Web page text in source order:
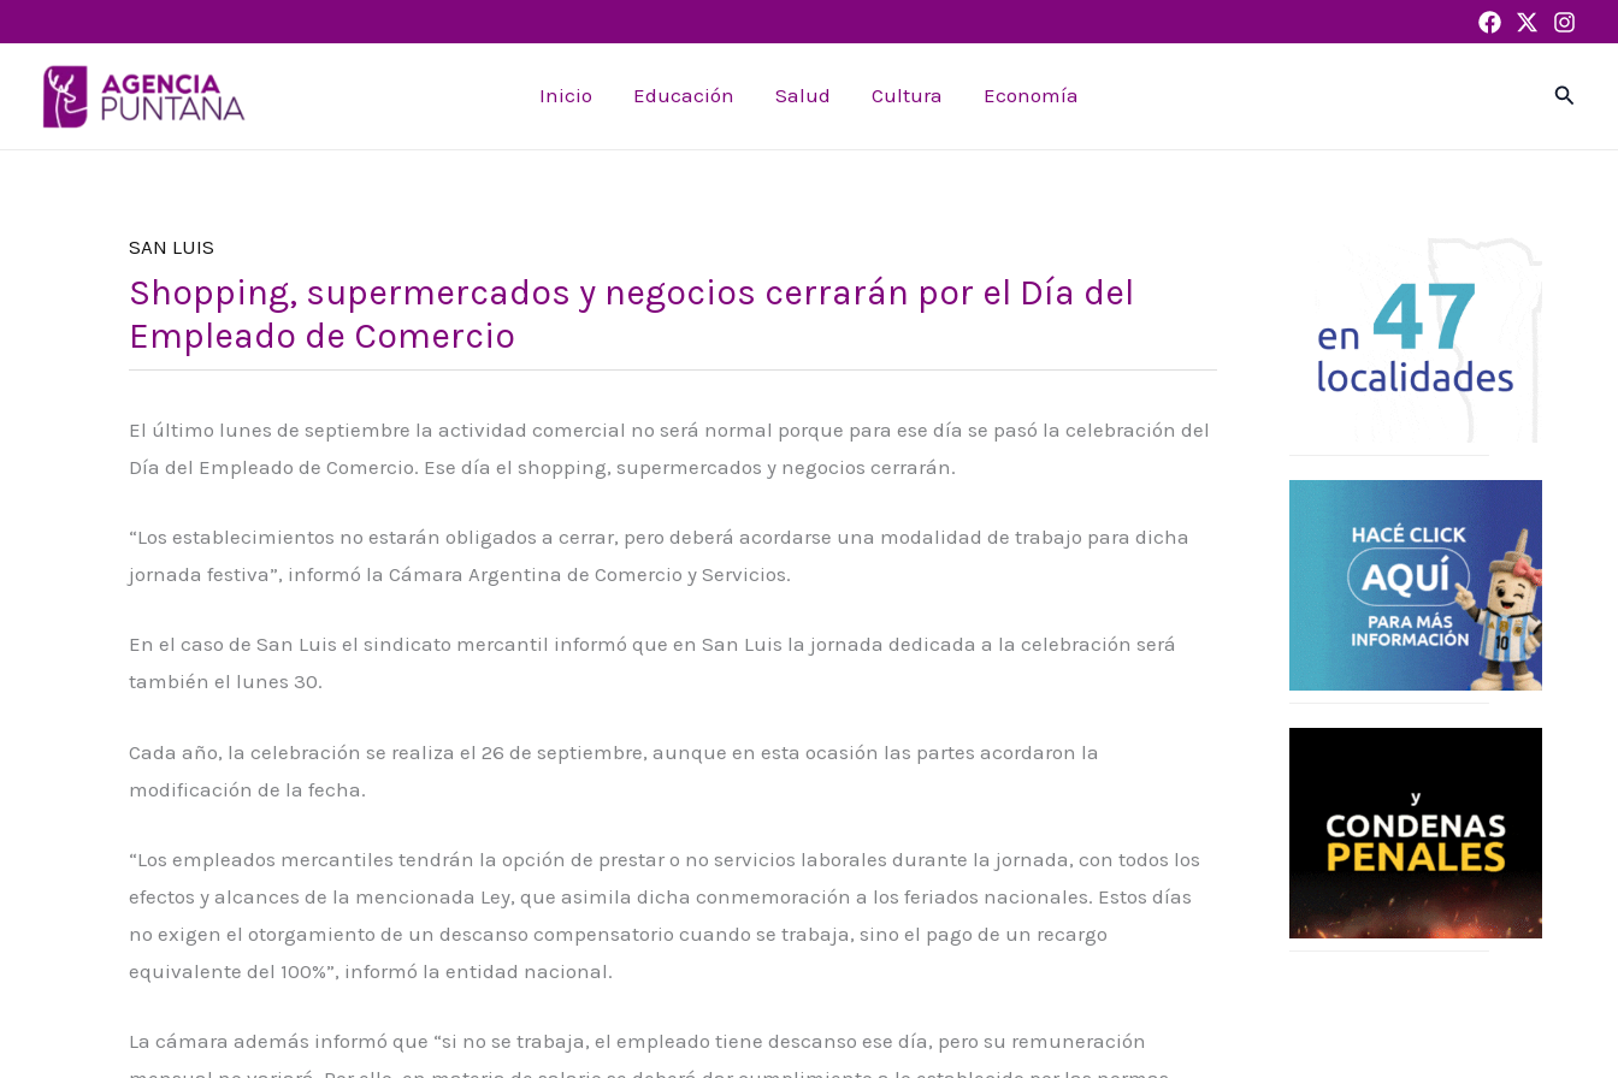
contenido
Inicio Educación Salud Cultura Economía
SAN LUIS
Shopping, supermercados y negocios cerrarán por el Día del
Empleado de Comercio
El último lunes de septiembre la actividad comercial no será normal porque para ese día se pasó la celebración del
Día del Empleado de Comercio. Ese día el shopping, supermercados y negocios cerrarán.
“Los establecimientos no estarán obligados a cerrar, pero deberá acordarse una modalidad de trabajo para dicha
jornada festiva”, informó la Cámara Argentina de Comercio y Servicios.
En el caso de San Luis el sindicato mercantil informó que en San Luis la jornada dedicada a la celebración será
también el lunes 30.
Cada año, la celebración se realiza el 26 de septiembre, aunque en esta ocasión las partes acordaron la
modificación de la fecha.
“Los empleados mercantiles tendrán la opción de prestar o no servicios laborales durante la jornada, con todos los
efectos y alcances de la mencionada Ley, que asimila dicha conmemoración a los feriados nacionales. Estos días
no exigen el otorgamiento de un descanso compensatorio cuando se trabaja, sino el pago de un recargo
equivalente del 100%”, informó la entidad nacional.
La cámara además informó que “si no se trabaja, el empleado tiene descanso ese día, pero su remuneración